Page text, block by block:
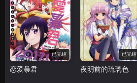
已完结
恋爱暴君
已完结
夜明前的琉璃色